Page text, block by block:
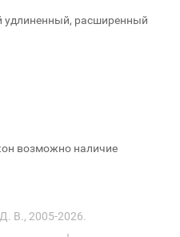
удлиненный, расширенный
возможно наличие
В., 2005-2026.